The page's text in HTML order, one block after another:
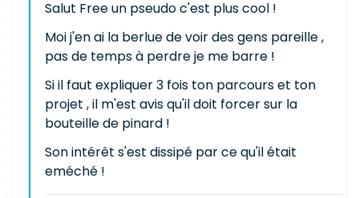
Salut Free un pseudo c'est plus cool !
Moi j'en ai la berlue de voir des gens pareille ,
pas de temps à perdre je me barre !
Si il faut expliquer 3 fois ton parcours et ton
projet , il m'est avis qu'il doit forcer sur la
bouteille de pinard !
Son intérêt s'est dissipé par ce qu'il était
eméché !